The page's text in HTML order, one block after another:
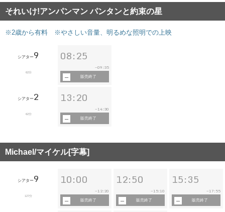
それいけ!アンパンマン パンタンと約束の星
※2歳から有料 ※やさしい音量、明るめな照明での上映
シアター9
62分
08:25
~09:35
販売終了
シアター2
62分
13:20
~14:30
販売終了
Michael/マイケル[字幕]
シアター9
127分
10:00
~12:20
販売終了
12:50
~15:10
販売終了
15:35
~17:55
販売終了